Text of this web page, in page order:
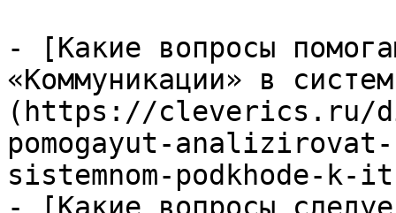
- [Какие вопросы
«Коммуникации» в
(https://cleverics.ru/
pomogayut-
sistemnom-podkhode-k-